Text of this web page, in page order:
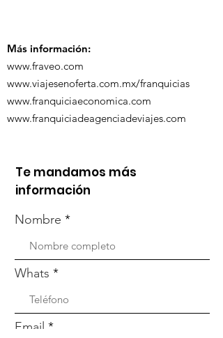
Más información:
www.fraveo.com
www.viajesenoferta.com.mx/franquicias
www.franquiciaeconomica.com
www.franquiciadeagenciadeviajes.com
Te mandamos más
información
Nombre
Whats
Email